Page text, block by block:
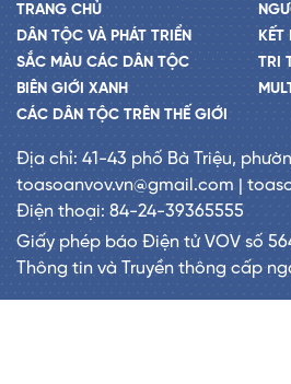
TRANG CHỦ
DÂN TỘC VÀ PHÁT TRIỂN
SẮC MÀU CÁC DÂN TỘC
BIÊN GIỚI XANH
CÁC DÂN TỘC TRÊN THẾ GIỚI
KẾT
TRI
Địa chỉ: 41-43 phố Bà Triệu,
toasoanvov.vn@gmail.com |
Điện thoại: 84-24-39365555
Giấy phép báo Điện tử VOV số
Thông tin và Truyền thông cấp